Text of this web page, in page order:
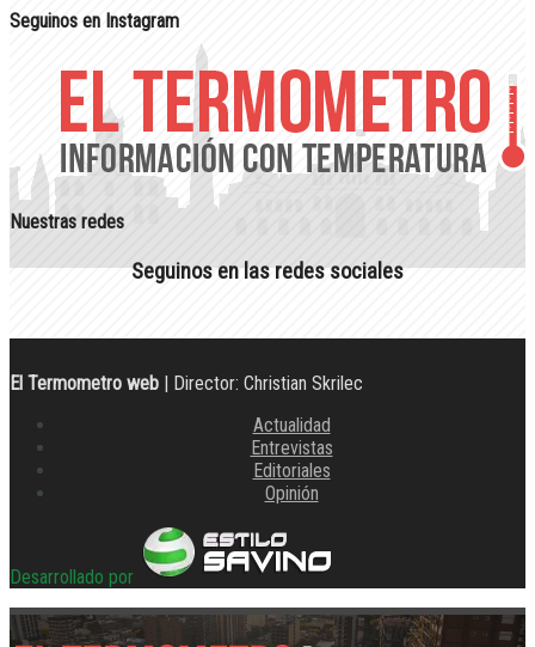
Seguinos en Instagram
Nuestras redes
Seguinos en las redes sociales
El Termometro web | Director: Christian Skrilec
Actualidad
Entrevistas
Editoriales
Opinión
Desarrollado por